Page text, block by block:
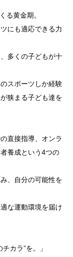
る黄金期。
にも適応できる力
多くの子どもが十
スポーツしか経験
狭まる子ども達を
直接指導、オンラ
養成という4つの
、自分の可能性を
な運動環境を届け
カラ”を。」